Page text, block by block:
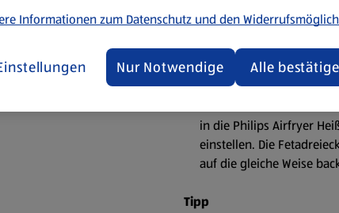
Einen vollen Teelöffel
des Teigs über die
zickzackförmig
anderen Teigstreifen auf
Die Dreiecke mit etwas
in die Philips Airfryer
einstellen. Die
auf die gleiche Weise
Tipp
Informationen zum Datenschutz und den
Nur Notwendige Alle